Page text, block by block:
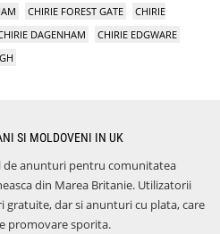
CHIRIE FOREST GATE
CHIRIE
DAGENHAM
CHIRIE EDGWARE
SI MOLDOVENI IN UK
de anunturi pentru comunitatea
din Marea Britanie. Utilizatorii
dar si anunturi cu plata, care
promovare sporita.